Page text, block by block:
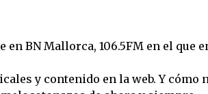
en BN Mallorca, 106.5FM en el que
y contenido en la web. Y